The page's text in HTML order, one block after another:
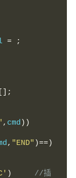
= ;
[];
, cmd ))
, "END" )==)
) //插